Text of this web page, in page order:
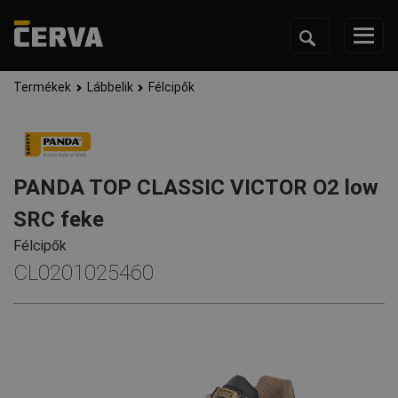
Termékek Lábbelik Félcipők
PANDA TOP CLASSIC VICTOR O2 low
SRC feke
Félcipők
CL0201025460